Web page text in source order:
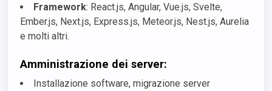
Framework: React.js, Angular, Vue.js, Svelte,
Ember.js, Next.js, Express.js, Meteor.js, Nest.js, Aurelia
e molti altri.
Amministrazione dei server:
Installazione software, migrazione server